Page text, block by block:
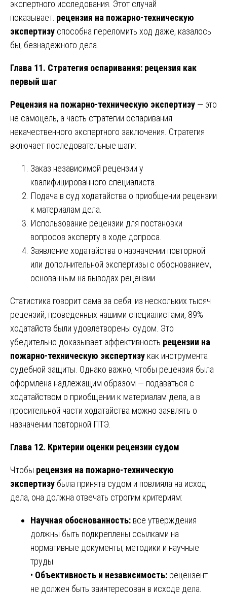
экспертного исследования. Этот случай
показывает: рецензия на пожарно-техническую
экспертизу способна переломить ход даже, казалось
бы, безнадежного дела.
Глава 11. Стратегия оспаривания: рецензия как
первый шаг
Рецензия на пожарно-техническую экспертизу — это
не самоцель, а часть стратегии оспаривания
некачественного экспертного заключения. Стратегия
включает последовательные шаги:
Заказ независимой рецензии у
квалифицированного специалиста.
Подача в суд ходатайства о приобщении рецензии
к материалам дела.
Использование рецензии для постановки
вопросов эксперту в ходе допроса.
Заявление ходатайства о назначении повторной
или дополнительной экспертизы с обоснованием,
основанным на выводах рецензии.
Статистика говорит сама за себя: из нескольких тысяч
рецензий, проведенных нашими специалистами, 89%
ходатайств были удовлетворены судом. Это
убедительно доказывает эффективность рецензии на
пожарно-техническую экспертизу как инструмента
судебной защиты. Однако важно, чтобы рецензия была
оформлена надлежащим образом — подаваться с
ходатайством о приобщении к материалам дела, а в
просительной части ходатайства можно заявлять о
назначении повторной ПТЭ.
Глава 12. Критерии оценки рецензии судом
Чтобы рецензия на пожарно-техническую
экспертизу была принята судом и повлияла на исход
дела, она должна отвечать строгим критериям:
Научная обоснованность: все утверждения
должны быть подкреплены ссылками на
нормативные документы, методики и научные
труды.
• Объективность и независимость: рецензент
не должен быть заинтересован в исходе дела.